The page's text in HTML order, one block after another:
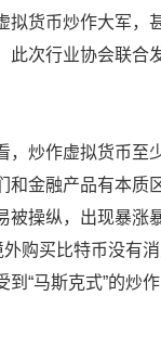
拟货币炒作大军，
此次行业协会联合
，炒作虚拟货币至
和金融产品有本质
被操纵，出现暴涨
外购买比特币没有
到“马斯克式”的炒